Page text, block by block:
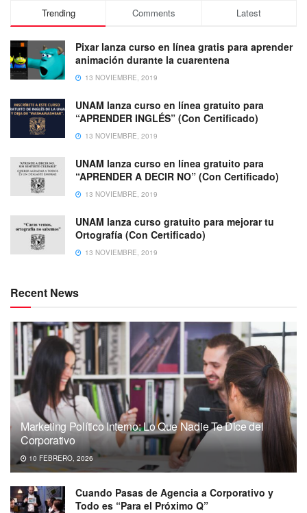
Trending Comments Latest
Pixar lanza curso en línea gratis para aprender
animación durante la cuarentena
13 NOVIEMBRE, 2019
UNAM lanza curso en línea gratuito para
“APRENDER INGLÉS” (Con Certificado)
13 NOVIEMBRE, 2019
UNAM lanza curso en línea gratuito para
“APRENDER A DECIR NO” (Con Certificado)
13 NOVIEMBRE, 2019
UNAM lanza curso gratuito para mejorar tu
Ortografía (Con Certificado)
13 NOVIEMBRE, 2019
Recent News
Marketing Político Interno: Lo Que Nadie Te Dice del
Corporativo
10 FEBRERO, 2026
Cuando Pasas de Agencia a Corporativo y
Todo es “Para el Próximo Q”